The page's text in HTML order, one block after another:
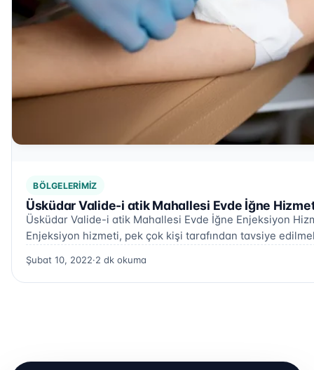
BÖLGELERIMIZ
Üsküdar Valide-i atik Mahallesi Evde İğne
Üsküdar Valide-i atik Mahallesi Evde İğne Enjeksiyon
Enjeksiyon hizmeti, pek çok kişi tarafından tavsiye
Şubat 10, 2022·2 dk okuma